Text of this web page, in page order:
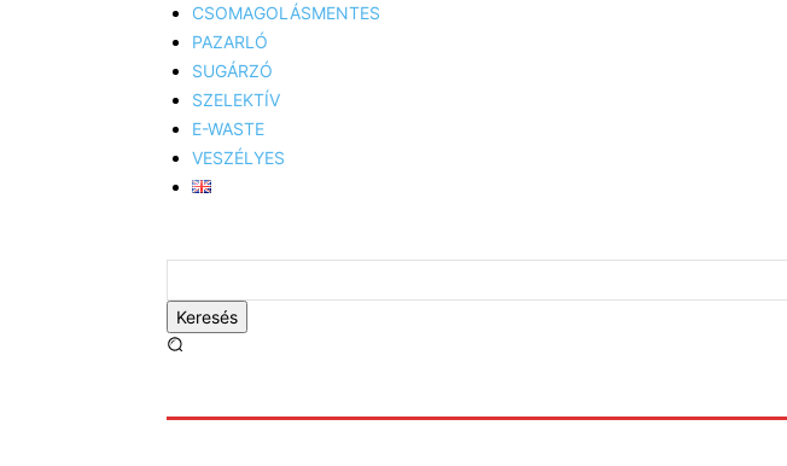
CSOMAGOLÁSMENTES
PAZARLÓ
SUGÁRZÓ
SZELEKTÍV
E-WASTE
VESZÉLYES
Keresés